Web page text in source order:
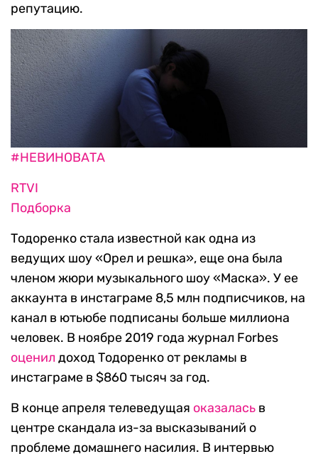
репутацию.
#НЕВИНОВАТА
RTVI
Подборка
Тодоренко стала известной как одна из
ведущих шоу «Орел и решка», еще она была
членом жюри музыкального шоу «Маска». У ее
аккаунта в инстаграме 8,5 млн подписчиков, на
канал в ютьюбе подписаны больше миллиона
человек. В ноябре 2019 года журнал Forbes
оценил доход Тодоренко от рекламы в
инстаграме в $860 тысяч за год.
В конце апреля телеведущая оказалась в
центре скандала из-за высказываний о
проблеме домашнего насилия. В интервью